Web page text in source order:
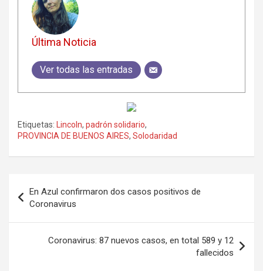
Última Noticia
Ver todas las entradas
Etiquetas: Lincoln, padrón solidario,
PROVINCIA DE BUENOS AIRES, Solodaridad
de
entradas
En Azul confirmaron dos casos positivos de
Coronavirus
Coronavirus: 87 nuevos casos, en total 589 y 12
fallecidos